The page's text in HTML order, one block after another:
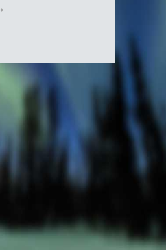
Canada